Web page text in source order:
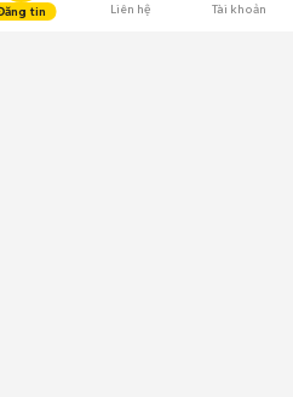
tin Liên hệ Tài khoản